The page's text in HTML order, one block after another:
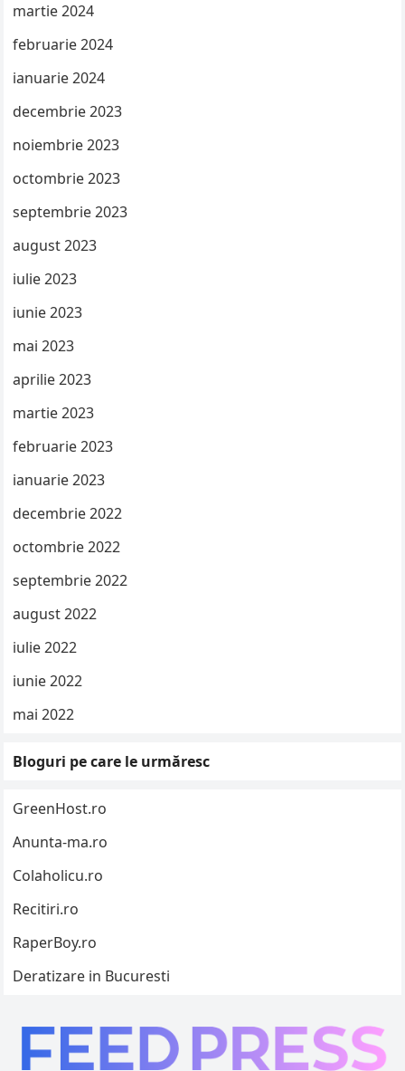
martie 2024
februarie 2024
ianuarie 2024
decembrie 2023
noiembrie 2023
octombrie 2023
septembrie 2023
august 2023
iulie 2023
iunie 2023
mai 2023
aprilie 2023
martie 2023
februarie 2023
ianuarie 2023
decembrie 2022
octombrie 2022
septembrie 2022
august 2022
iulie 2022
iunie 2022
mai 2022
Bloguri pe care le urmăresc
GreenHost.ro
Anunta-ma.ro
Colaholicu.ro
Recitiri.ro
RaperBoy.ro
Deratizare in Bucuresti